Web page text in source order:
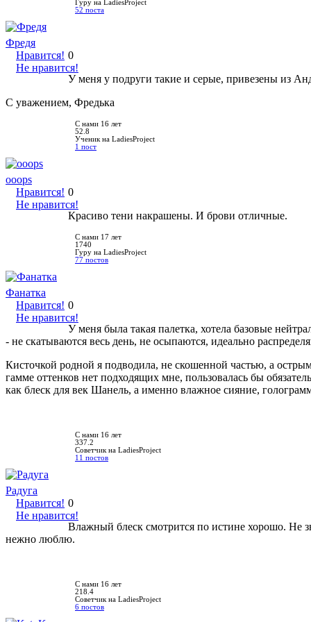
Гуру на LadiesProject
52 поста
Фредя
Нравится!
Не нравится!
0
У меня у подруги такие и серые, привезены из
С уважением, Фредька
С нами 16 лет
52.8
Ученик на LadiesProject
1 пост
ooops
Нравится!
Не нравится!
0
Красиво тени накрашены. И брови отличные.
С нами 17 лет
1740
Гуру на LadiesProject
77 постов
Фанатка
Нравится!
Не нравится!
0
У меня была такая палетка, хотела базовые
- не скатываются весь день, не осыпаются, идеально
Кисточкой родной я подводила, не скошенной частью, а
гамме оттенков нет подходящих мне, пользовалась бы
как блеск для век Шанель, а именно влажное сияние,
С нами 16 лет
337.2
Советчик на LadiesProject
11 постов
Радуга
Нравится!
Не нравится!
0
Влажный блеск смотрится по истине хорошо. Не
нежно люблю.
С нами 16 лет
218.4
Советчик на LadiesProject
6 постов